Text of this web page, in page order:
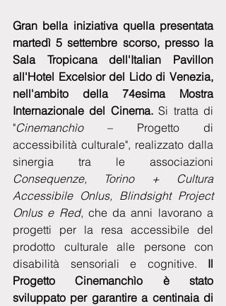
Gran bella iniziativa quella presentata
martedì 5 settembre scorso, presso la
Sala Tropicana dell'Italian Pavillon
all'Hotel Excelsior del Lido di Venezia,
nell'ambito della 74esima Mostra
Internazionale del Cinema. Si tratta di
"Cinemanchìo – Progetto di
accessibilità culturale", realizzato dalla
Consequenze, Torino + Cultura
Accessibile Onlus, Blindsight Project
Onlus e Red, che da anni lavorano a
progetti per la resa accessibile del
prodotto culturale alle persone con
disabilità sensoriali e cognitive. Il
Progetto Cinemanchìo è stato
sviluppato per garantire a centinaia di